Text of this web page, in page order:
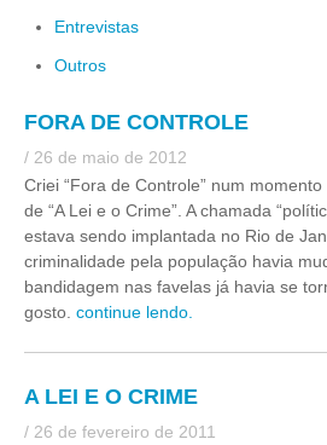
Entrevistas
Outros
FORA DE CONTROLE
/ 26 de maio de 2012
Criei “Fora de Controle” num
de “A Lei e o Crime”. A chamada
estava sendo implantada no Rio de
criminalidade pela população havia
bandidagem nas favelas já havia se
gosto. continue lendo.
A LEI E O CRIME
/ 26 de fevereiro de 2011